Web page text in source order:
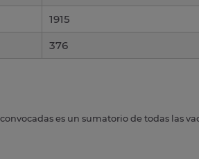
1915
376
es un sumatorio de todas las